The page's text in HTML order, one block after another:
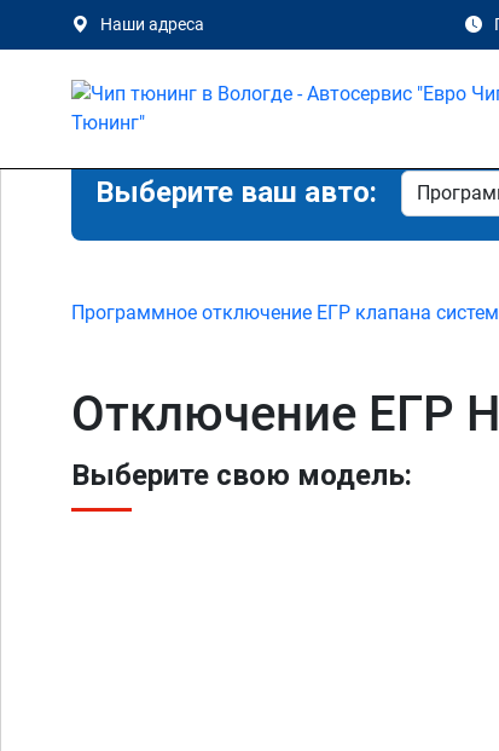
Наши адреса
Выберите ваш авто:
Программное отключение ЕГР клапана
Отключение ЕГР
Выберите свою модель: